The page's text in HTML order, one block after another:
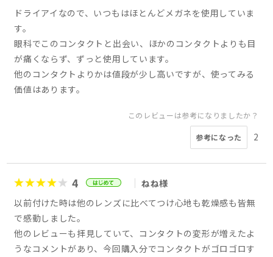
ドライアイなので、いつもはほとんどメガネを使用していま
す。
眼科でこのコンタクトと出会い、ほかのコンタクトよりも目
が痛くならず、ずっと使用しています。
他のコンタクトよりかは値段が少し高いですが、使ってみる
価値はあります。
このレビューは参考になりましたか？
参考になった 2
4
ねね様
以前付けた時は他のレンズに比べてつけ心地も乾燥感も皆無
で感動しました。
他のレビューも拝見していて、コンタクトの変形が増えたよ
うなコメントがあり、今回購入分でコンタクトがゴロゴロす